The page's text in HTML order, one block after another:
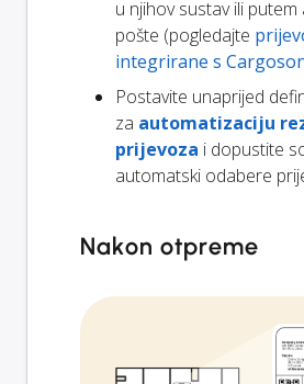
u njihov sustav ili
pošte (pogledajte
integrirane s
Postavite unaprijed
za automatizaciju
prijevoza i dopustite
automatski odabere
Nakon otpreme